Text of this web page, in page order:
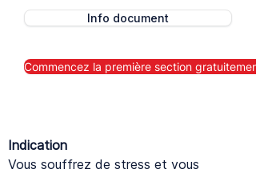
Info document
Commencez la première section
Indication
Vous souffrez de stress et vous